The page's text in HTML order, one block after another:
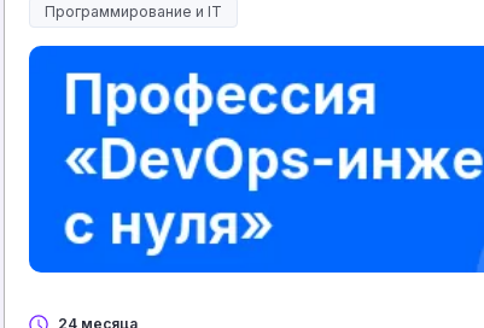
Программирование и IT
24 месяца